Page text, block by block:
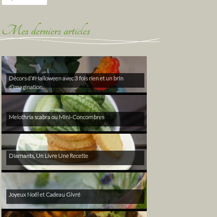
Mes derniers articles
Décors d’#Halloween avec 3 fois rien et un brin
d’imagination
Melothria scabra ou Mini-Concombres
Diamants, Un Livre Une Recette
Joyeux Noël et Cadeau Givré